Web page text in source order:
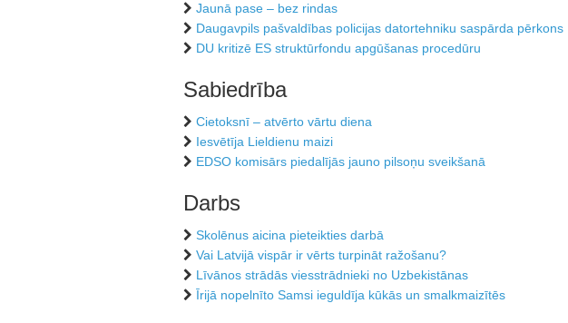
Jaunā pase – bez rindas
Daugavpils pašvaldības policijas datortehniku saspārda pērkons
DU kritizē ES struktūrfondu apgūšanas procedūru
Sabiedrība
Cietoksnī – atvērto vārtu diena
Iesvētīja Lieldienu maizi
EDSO komisārs piedalījās jauno pilsoņu sveikšanā
Darbs
Skolēnus aicina pieteikties darbā
Vai Latvijā vispār ir vērts turpināt ražošanu?
Līvānos strādās viesstrādnieki no Uzbekistānas
Īrijā nopelnīto Samsi ieguldīja kūkās un smalkmaizītēs